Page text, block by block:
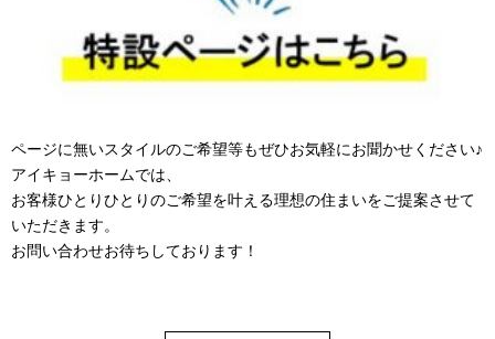
ページに無いスタイルのご希望等もぜひお気軽にお聞かせください♪
アイキョーホームでは、
お客様ひとりひとりのご希望を叶える理想の住まいをご提案させて
いただきます。
お問い合わせお待ちしております！